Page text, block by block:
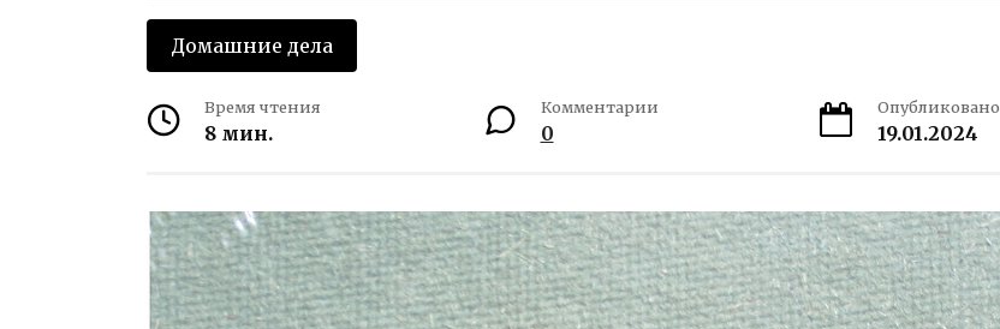
Домашние дела
Время чтения
8 мин.
Комментарии
0
Опубликовано
19.01.2024